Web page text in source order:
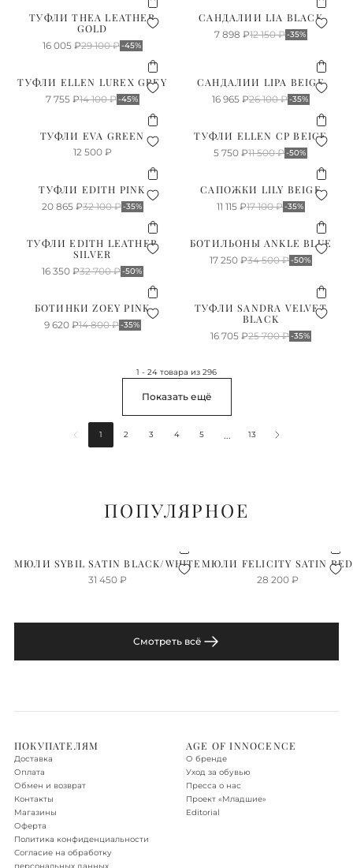
ТУФЛИ THEA LEATHER
GOLD
16 005 ₽29 100 ₽-45%
САНДАЛИИ LIA BLACK
7 898 ₽12 150 ₽-35%
ТУФЛИ ELLEN LUREX GREY
7 755 ₽14 100 ₽-45%
САНДАЛИИ LIPA BEIGE
16 965 ₽26 100 ₽-35%
ТУФЛИ EVA GREEN
12 500 ₽
ТУФЛИ ELLEN CP BEIGE
5 750 ₽11 500 ₽-50%
ТУФЛИ EDITH PINK
20 865 ₽32 100 ₽-35%
САПОЖКИ LILY BEIGE
11 115 ₽17 100 ₽-35%
ТУФЛИ EDITH LEATHER
SILVER
16 350 ₽32 700 ₽-50%
БОТИЛЬОНЫ ANKLE BLUE
17 250 ₽34 500 ₽-50%
БОТИНКИ ZOEY PINK
9 620 ₽14 800 ₽-35%
ТУФЛИ SANDRA VELVET
BLACK
16 705 ₽25 700 ₽-35%
1 - 24 товара из 296
Показать ещё
1 2 3 4 5 ... 13
ПОПУЛЯРНОЕ
МЮЛИ SYBIL SATIN BLACK/WHITE
31 450 ₽
МЮЛИ FELICITY SATIN RED
28 200 ₽
Смотреть всё
ПОКУПАТЕЛЯМ
Доставка
Оплата
Обмен и возврат
Контакты
Магазины
Оферта
Политика конфиденциальности
Согласие на обработку
AGE OF INNOCENCE
О бренде
Уход за обувью
Пресса о нас
Проект «‎Младшие»
Editorial